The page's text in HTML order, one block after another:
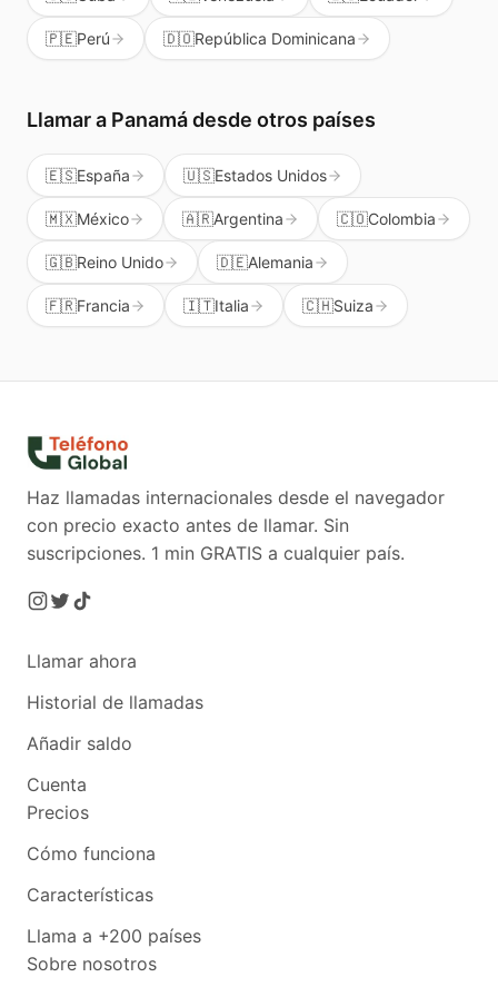
🇵🇪Perú 🇩🇴República Dominicana
Llamar a Panamádesde otros países
🇪🇸España 🇺🇸Estados Unidos
🇲🇽México 🇦🇷Argentina 🇨🇴Colombia
🇬🇧Reino Unido 🇩🇪Alemania
🇫🇷Francia 🇮🇹Italia 🇨🇭Suiza
Haz llamadas internacionales desde el navegador
con precio exacto antes de llamar. Sin
suscripciones. 1 min GRATIS a cualquier país.
Llamar ahora
Historial de llamadas
Añadir saldo
Cuenta
Precios
Cómo funciona
Características
Llama a +200 países
Sobre nosotros